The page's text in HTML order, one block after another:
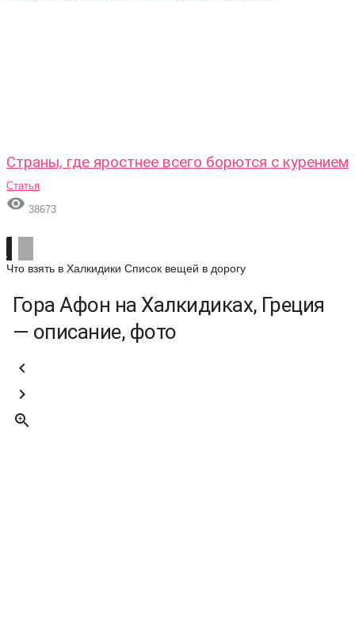
Страны, где яростнее всего борются с курением
Статья
 38673
Что взять в Халкидики Список вещей в дорогу
Гора Афон на Халкидиках, Греция
— описание, фото


